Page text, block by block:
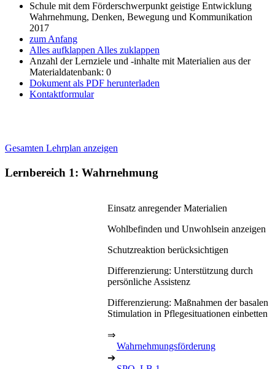
Schule mit dem Förderschwerpunkt geistige Entwicklung
Wahrnehmung, Denken, Bewegung und Kommunikation
2017
zum Anfang
Alles aufklappen Alles zuklappen
Anzahl der Lernziele und -inhalte mit Materialien aus der
Materialdatenbank: 0
Dokument als PDF herunterladen
Kontaktformular
Gesamten Lehrplan anzeigen
Lernbereich 1: Wahrnehmung
Einsatz anregender Materialien
Wohlbefinden und Unwohlsein anzeigen
Schutzreaktion berücksichtigen
Differenzierung: Unterstützung durch
persönliche Assistenz
Differenzierung: Maßnahmen der basalen
Stimulation in Pflegesituationen einbetten
⇒
Wahrnehmungsförderung
➔